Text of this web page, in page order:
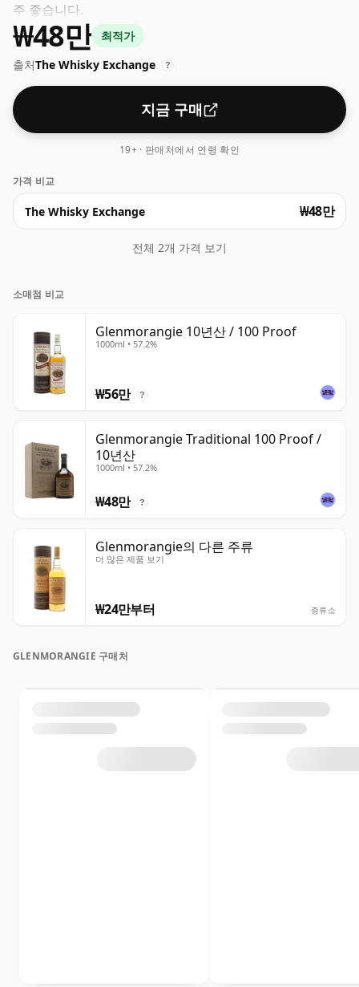
주 좋습니다.
₩48만
최적가
출처The Whisky Exchange ?
지금 구매
19+ · 판매처에서 연령 확인
가격 비교
The Whisky Exchange ₩48만
전체 2개 가격 보기
소매점 비교
Glenmorangie 10년산 / 100 Proof
1000ml • 57.2%
₩56만 ?
Glenmorangie Traditional 100 Proof /
10년산
1000ml • 57.2%
₩48만 ?
Glenmorangie의 다른 주류
더 많은 제품 보기
₩24만부터 증류소
GLENMORANGIE 구매처